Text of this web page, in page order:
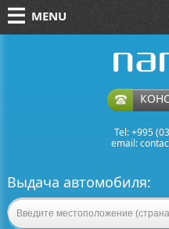
MENU
Tel: +995
email:
Выдача автомобиля: